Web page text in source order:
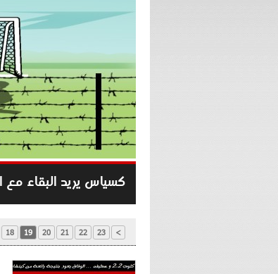
كسياس يريد البقاء مع
18 19 20 21 22 23 >